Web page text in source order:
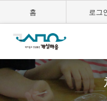
홈 로그